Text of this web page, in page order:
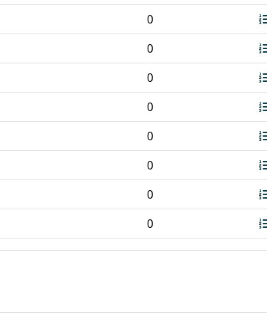
0
0
0
0
0
0
0
0